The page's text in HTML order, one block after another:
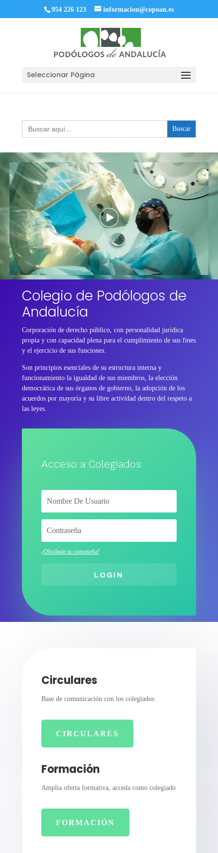
954 226 123 informacion@copoan.es
Seleccionar Página
Buscar:
Colegio de Podólogos de
Andalucía
Corporación de derecho público, con personalidad jurídica
propia y con capacidad plena para el cumplimiento de sus fines
y el ejercicio de sus funciones.
Son principios esenciales de su estructura interna y
funcionamiento la igualdad de sus miembros, la elección
democrática de sus órganos de gobierno, la adopción de los
acuerdos por mayoría y su libre actividad dentro del respeto a
las leyes.
Acceso a Colegiados
¿Olvidaste tu contraseña?
LOGIN
Circulares
Base de comunicación con los colegiados
CIRCULARES
Formación
Amplia oferta formativa, acceda como colegiado
FORMACIÓN